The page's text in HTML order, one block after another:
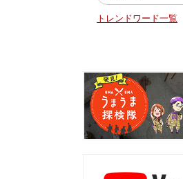
トレンドワード一覧